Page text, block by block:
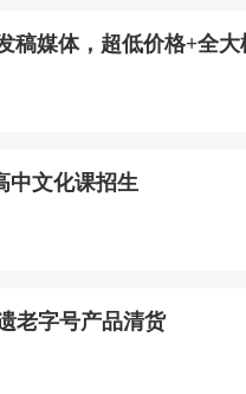
稿媒体，超低价格+全
中文化课招生
老字号产品清货